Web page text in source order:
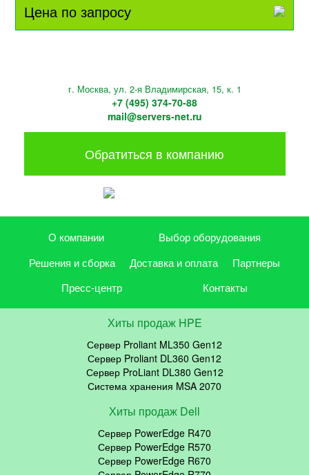
Цена по запросу
г. Москва, ул. 2-я Владимирская, 15, к. 1
+7 (495) 374-70-88
mail@servers-net.ru
Обратиться в компанию
О компании
Выбор оборудования
Решения и сборка
Доставка и оплата
Партнеры
Пресс-центр
Контакты
Хиты продаж HPE
Сервер Proliant ML350 Gen12
Сервер Proliant DL360 Gen12
Сервер ProLiant DL380 Gen12
Система хранения MSA 2070
Хиты продаж Dell
Сервер PowerEdge R470
Сервер PowerEdge R570
Сервер PowerEdge R670